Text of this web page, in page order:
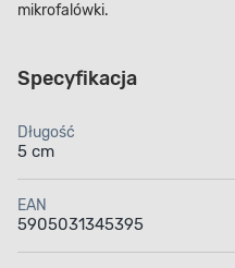
mikrofalówki.
Specyfikacja
Długość
5 cm
EAN
5905031345395